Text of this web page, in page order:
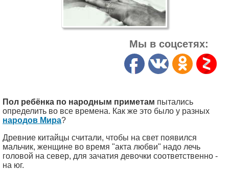
Мы в соцсетях:
Пол ребёнка по народным приметам пытались
определить во все времена. Как же это было у разных
народов Мира?
Древние китайцы считали, чтобы на свет появился
мальчик, женщине во время "акта любви" надо лечь
головой на север, для зачатия девочки соответственно -
на юг.